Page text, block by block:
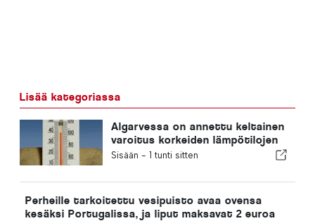
Lisää kategoriassa
Algarvessa on annettu keltainen
varoitus korkeiden lämpötilojen
vuoksi
Sisään - 1 tunti sitten
Perheille tarkoitettu vesipuisto avaa ovensa
kesäksi Portugalissa, ja liput maksavat 2 euroa